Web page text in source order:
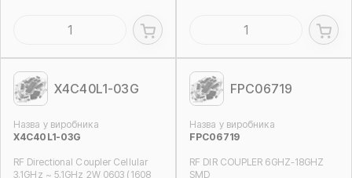
X4C40L1-03G
Назва у виробника
X4C40L1-03G
RF Directional Coupler Cellular
3.1GHz ~ 5.1GHz 2W 0603 (1608
FPC06719
Назва у виробника
FPC06719
RF DIR COUPLER 6GHZ-18GHZ
SMD